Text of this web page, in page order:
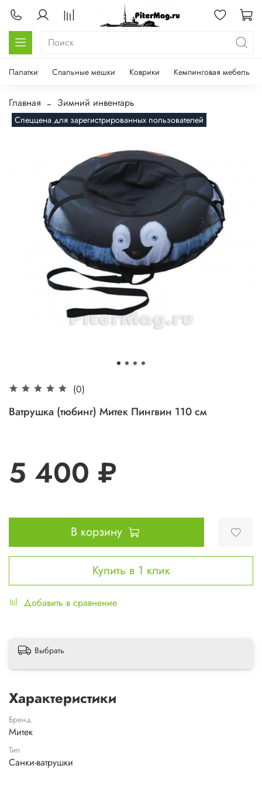
Палатки Спальные мешки Коврики Кемпинговая мебель
Главная Зимний инвентарь
Спеццена для зарегистрированных пользователей
(0)
Ватрушка (тюбинг) Митек Пингвин 110 см
5 400 ₽
В корзину
Купить в 1 клик
Добавить в сравнение
Выбрать
Характеристики
Бренд
Митек
Тип
Санки-ватрушки